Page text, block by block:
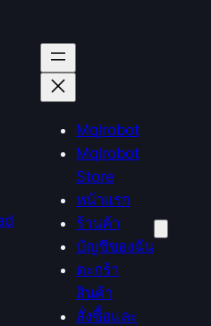
Mqlrobot
Mqlrobot
Store
หน้าแรก
ร้านค้า
บัญชีของฉัน
ตะกร้า
สินค้า
สั่งซื้อและ